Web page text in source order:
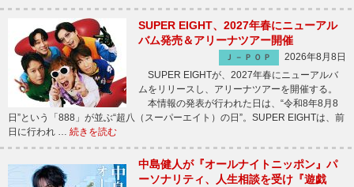
SUPER EIGHT、2027年春にニューアル
バム発売＆アリーナツアー開催
Ｊ－ＰＯＰ
2026年8月8日
SUPER EIGHTが、2027年春にニューアルバ
ムをリリースし、アリーナツアーを開催する。
本情報の発表が行われた日は、“令和8年8月8
日”という「888」が並ぶ“超八（スーパーエイト）の日”。SUPER EIGHTは、前
日に行われ … 続きを読む
中島健人が『オールナイトニッポン』パ
ーソナリティ、人生相談を受け『遊戯